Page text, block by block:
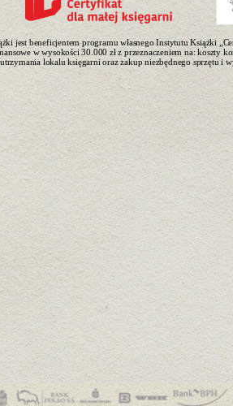
jest beneficjentem programu własnego Instytutu Książki
w wysokości 30.000 zł z przeznaczeniem na: koszty
utrzymania lokalu księgarni oraz zakup niezbędnego sprzętu i